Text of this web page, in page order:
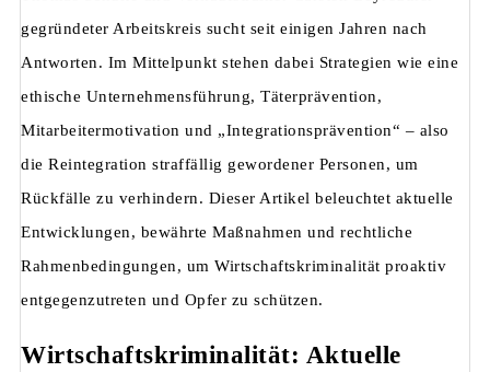
gegründeter Arbeitskreis sucht seit einigen Jahren nach
Antworten. Im Mittelpunkt stehen dabei Strategien wie eine
ethische Unternehmensführung, Täterprävention,
Mitarbeitermotivation und „Integrationsprävention“ – also
die Reintegration straffällig gewordener Personen, um
Rückfälle zu verhindern. Dieser Artikel beleuchtet aktuelle
Entwicklungen, bewährte Maßnahmen und rechtliche
Rahmenbedingungen, um Wirtschaftskriminalität proaktiv
entgegenzutreten und Opfer zu schützen.
Wirtschaftskriminalität: Aktuelle